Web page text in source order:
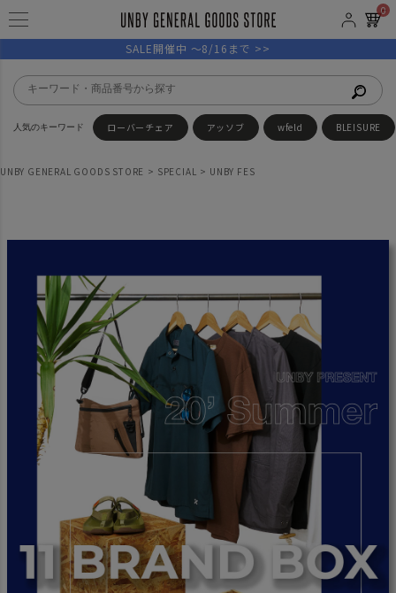
0
SALE開催中 ～8/16まで >>
ローバーチェア アッソブ wfeld BLEISURE
UNBY GENERAL GOODS STORE SPECIAL UNBY FES